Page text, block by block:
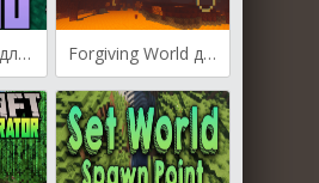
Unseen World для Майнкрафт [1.20.1, 1.19.4, 1.19.2] Forgiving World для Майнкрафт [1.20.1, 1.19.4, 1.19.2]